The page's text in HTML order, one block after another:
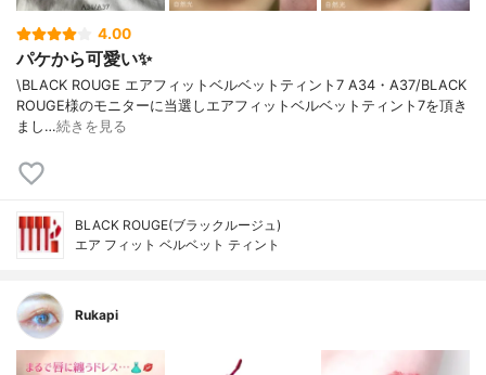
4.00
パケから可愛い✨
\BLACK ROUGE エアフィットベルベットティント7 A34・A37/BLACK
ROUGE様のモニターに当選しエアフィットベルベットティント7を頂き
まし…続きを見る
BLACK ROUGE(ブラックルージュ)
エア フィット ベルベット ティント
Rukapi